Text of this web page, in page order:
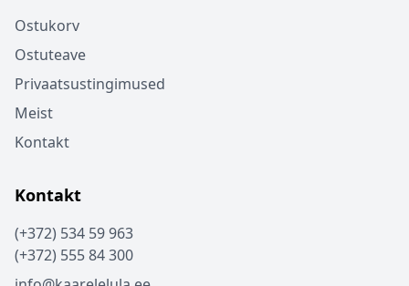
Ostukorv
Ostuteave
Privaatsustingimused
Meist
Kontakt
Kontakt
(+372) 534 59 963
(+372) 555 84 300